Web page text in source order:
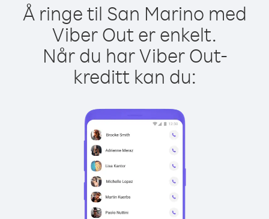
Å ringe til San Marino med
Viber Out er enkelt.
Når du har Viber Out-
kreditt kan du: